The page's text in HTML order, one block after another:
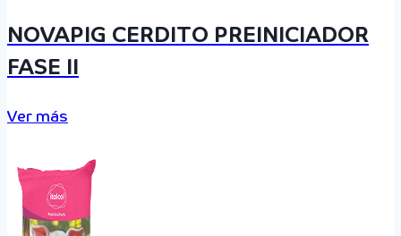
NOVAPIG CERDITO PREINICIADOR
FASE II
Ver más